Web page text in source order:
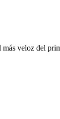
veloz del